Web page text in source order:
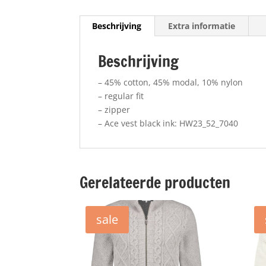
Beschrijving Extra informatie
Beschrijving
– 45% cotton, 45% modal, 10% nylon
– regular fit
– zipper
– Ace vest black ink: HW23_52_7040
Gerelateerde producten
sale